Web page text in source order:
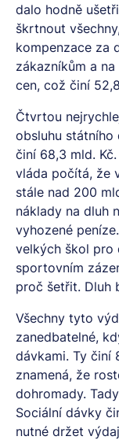
dalo hodně
škrtnout
kompenzace za
zákazníkům a
cen, což činí
Čtvrtou
obsluhu státního
činí 68,3 mld.
vláda počítá, že
stále nad 200
náklady na dluh
vyhozené
velkých škol pro
sportovním
proč šetřit. Dluh
Všechny tyto
zanedbatelné,
dávkami. Ty činí
znamená, že
dohromady.
Sociální dávky
nutné držet